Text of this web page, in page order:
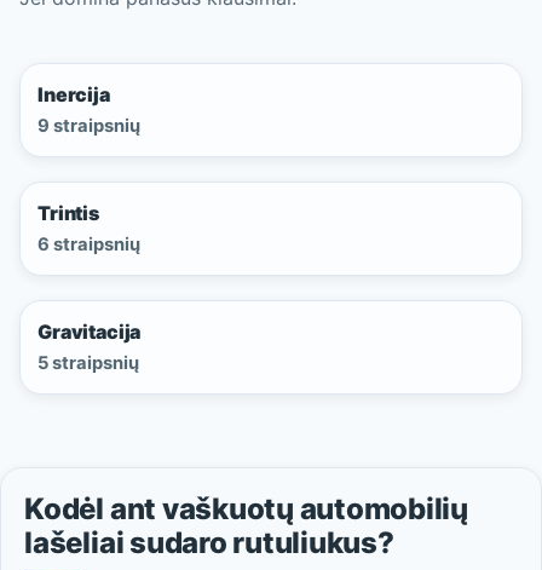
Inercija
9 straipsnių
Trintis
6 straipsnių
Gravitacija
5 straipsnių
Kodėl ant vaškuotų automobilių
lašeliai sudaro rutuliukus?